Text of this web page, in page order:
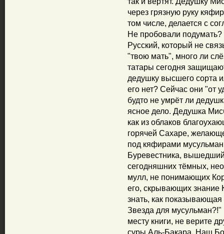
через грязную руку
том числе, делается с
Не пробовали
Русский, который не
"твою мать", много ли
татары сегодня
дедушку высшего сорта
его нет? Сейчас они "от
будто не умрёт ли
ясное дело. Дедушка
как из облаков
горячей Сахаре,
под кяфирами мусульман
Буревестника,
сегодняшних тёмных,
мулл, не понимающих
его, скрывающих знание
знать, как
Звезда для
месту книги, не верите
суры Аль-Бакара. Наш